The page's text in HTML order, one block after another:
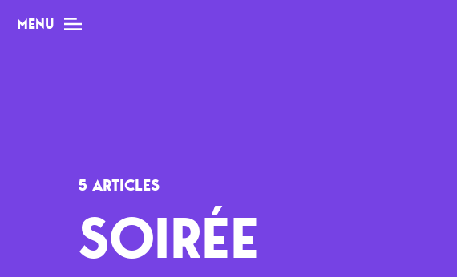
MENU
Tops
Interviews
Chroniques
5 ARTICLES
SOIRÉE